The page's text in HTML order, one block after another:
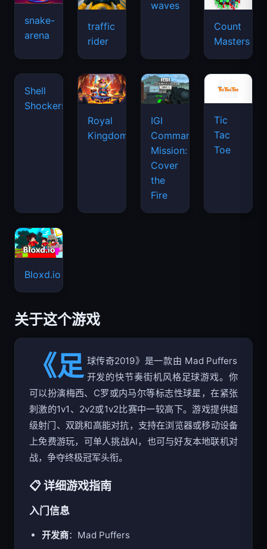
snake-
arena
traffic
rider
Count
Masters
Shell
Royal
IGI
Commando
Mission:
Cover
the
Tic
Tac
关于这个游戏
《足 球传奇2019》是一款由 Mad Puffers
开发的快节奏街机风格足球游戏。你
可以扮演梅西、C罗或内马尔等标志性球星，在紧张
刺激的1v1、2v2或1v2比赛中一较高下。游戏提供超
级射门、双跳和高能对抗，支持在浏览器或移动设备
上免费游玩，可单人挑战AI，也可与好友本地联机对